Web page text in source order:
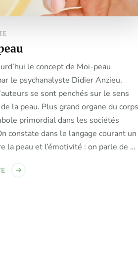
le concept de Moi-peau
le psychanalyste Didier Anzieu.
se sont penchés sur le sens
la peau. Plus grand organe du
primordial dans les sociétés
constate dans le langage courant un
la peau et l’émotivité : on parle de …